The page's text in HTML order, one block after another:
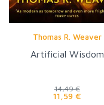
Thomas R. Weaver
Artificial Wisdom
14,49 €
11,59 €